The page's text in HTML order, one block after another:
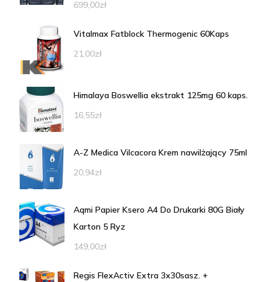
699,00zł
Vitalmax Fatblock Thermogenic 60Kaps
21,00zł
Himalaya Boswellia ekstrakt 125mg 60 kaps.
16,55zł
A-Z Medica Vilcacora Krem nawilżający 75ml
20,94zł
Aqmi Papier Ksero A4 Do Drukarki 80G Biały
Karton 5 Ryz
149,00zł
Regis FlexActiv Extra 3x30sasz. +